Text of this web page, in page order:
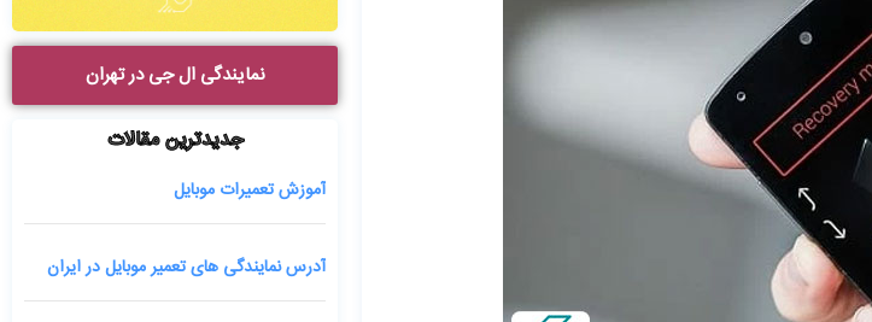
نمایندگی ال جی در تهران
جدیدترین مقالات
آموزش تعمیرات موبایل
آدرس نمایندگی های تعمیر موبایل در ایران